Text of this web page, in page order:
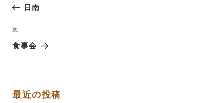
ナ
ビ
ゲ
ン
去
投
稿
日南
次
の
次
食事会
最近の投稿